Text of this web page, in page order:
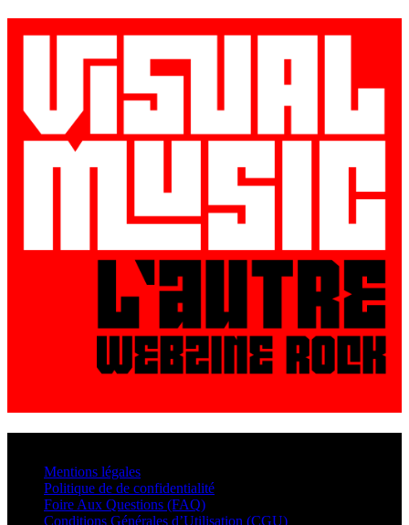
Mentions légales
Politique de de confidentialité
Foire Aux Questions (FAQ)
Conditions Générales d’Utilisation (CGU)